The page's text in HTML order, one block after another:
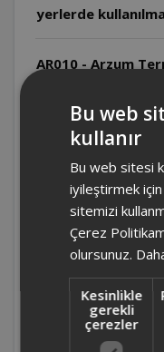
yerlerde
AR010 - Arzum
AR010 - Arzum
kullanımı için
AR012 - Arzum
elektrik
basıncı
nasıl engellenir?
Bu web
kullanır
Bu web sitesi
iyileştirmek
sitemizi
Çerez
olursunuz.
Kesinlikle
gerekli
çerezler